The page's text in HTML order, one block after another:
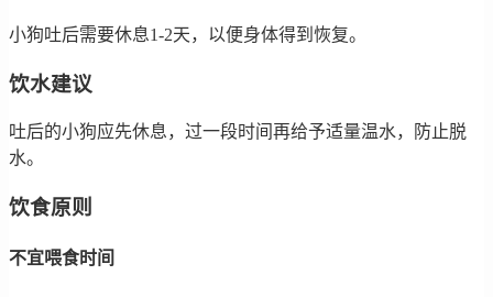
小狗吐后需要休息1-2天，以便身体得到恢复。
饮水建议
吐后的小狗应先休息，过一段时间再给予适量温水，防止脱
水。
饮食原则
不宜喂食时间